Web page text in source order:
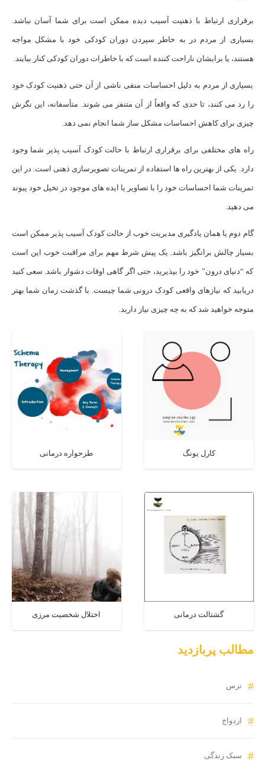
برقراری ارتباط با ذهنیت آسیب دیده ممکن است برای شما آسان نباشد.
بسیاری از مردم در به خاطر سپردن دوران کودکی خود با مشکل مواجه
هستند، یا برایشان ناراحت کننده است که با خاطرات دوران کودکی کنار بیایند.
بسیاری از مردم به دلیل احساسات منفی ناشی از آن حتی ذهنیت کودک خود
را رد می کنند، تا حدی که واقعاً از آن متنفر می شوند. متأسفانه، این نگرش
چیزی برای کاهش احساسات مشکل ساز شما انجام نمی دهد.
راه های مختلفی برای برقراری ارتباط با حالت کودک آسیب پذیر شما وجود
دارد. یکی از بهترین راه ها استفاده از تمرینات تصویرسازی ذهنی است. در این
تمرینات شما احساسات خود را با تصاویر یا ایده های موجود در تخیل خود پیوند
می دهید.
گام دوم یا همان یادگیری مدیریت خوب از حالت کودک آسیب پذیر ممکن است
بسیار چالش برانگیز باشد. یک پیش شرط مهم برای مراقبت خوب این است
که “دنیای درون” خود را بپذیرید، حتی اگر گاهی اوقات دشوار باشد. سعی کنید
دریابید که نیازهای واقعی کودک درونی شما چیست. با گذشت زمان شما بهتر
متوجه خواهید شد که به چه چیزی نیاز دارید.
کارل یونگ طرحواره درمانی
گشتالت درمانی اختلال شخصیت مرزی
مطالب پربازدید
ترس
ازدواج
سبک زندگی